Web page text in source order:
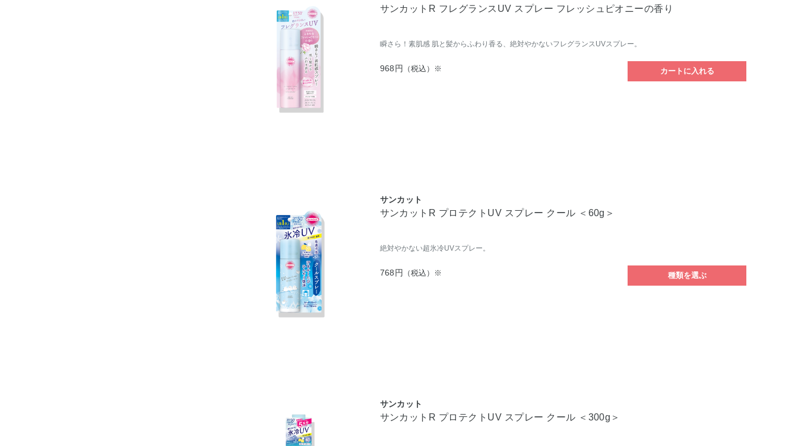
サンカットR フレグランスUV スプレー フレッシュピオニーの香り
瞬さら！素肌感 肌と髪からふわり香る、絶対やかないフレグランスUVスプレー。
968円 （税込）※ カートに入れる
サンカット
サンカットR プロテクトUV スプレー クール ＜60g＞
絶対やかない超氷冷UVスプレー。
768円 （税込）※ 種類を選ぶ
サンカット
サンカットR プロテクトUV スプレー クール ＜300g＞